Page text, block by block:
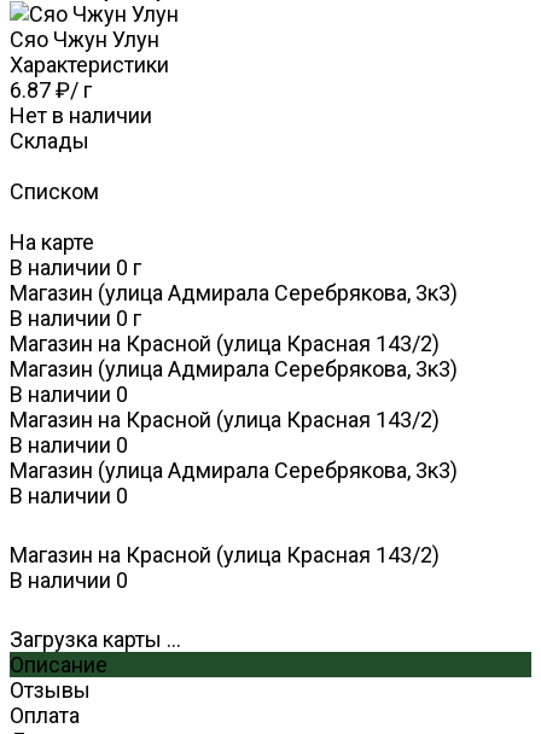
Сяо Чжун Улун
Характеристики
6.87 ₽/ г
Нет в наличии
Склады
Списком
На карте
В наличии 0 г
Магазин (улица Адмирала Серебрякова, 3к3)
В наличии 0 г
Магазин на Красной (улица Красная 143/2)
Магазин (улица Адмирала Серебрякова, 3к3)
В наличии 0
Магазин на Красной (улица Красная 143/2)
В наличии 0
Магазин (улица Адмирала Серебрякова, 3к3)
В наличии 0
Магазин на Красной (улица Красная 143/2)
В наличии 0
Загрузка карты ...
Описание
Отзывы
Оплата